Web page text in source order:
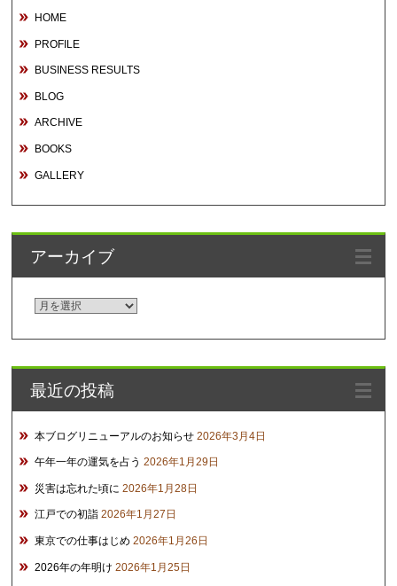
HOME
PROFILE
BUSINESS RESULTS
BLOG
ARCHIVE
BOOKS
GALLERY
アーカイブ
ア
イ
ブ
最近の投稿
本ブログリニューアルのお知らせ 2026年3月4日
午年一年の運気を占う 2026年1月29日
災害は忘れた頃に 2026年1月28日
江戸での初詣 2026年1月27日
東京での仕事はじめ 2026年1月26日
2026年の年明け 2026年1月25日